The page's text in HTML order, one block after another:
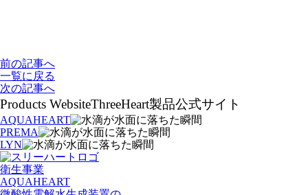
前の記事へ
一覧に戻る
次の記事へ
Products WebsiteThreeHeart製品公式サイト
AQUAHEART
PREMA
LYN
衛生事業
AQUAHEART